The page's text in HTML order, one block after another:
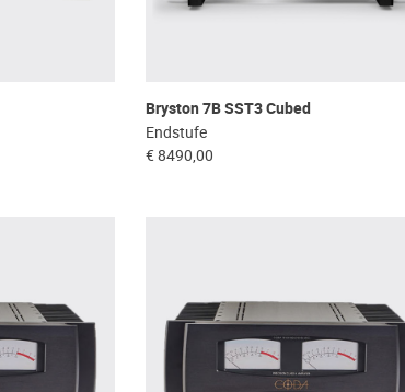
Bryston 7B SST3 Cubed
Endstufe
€ 8490,00